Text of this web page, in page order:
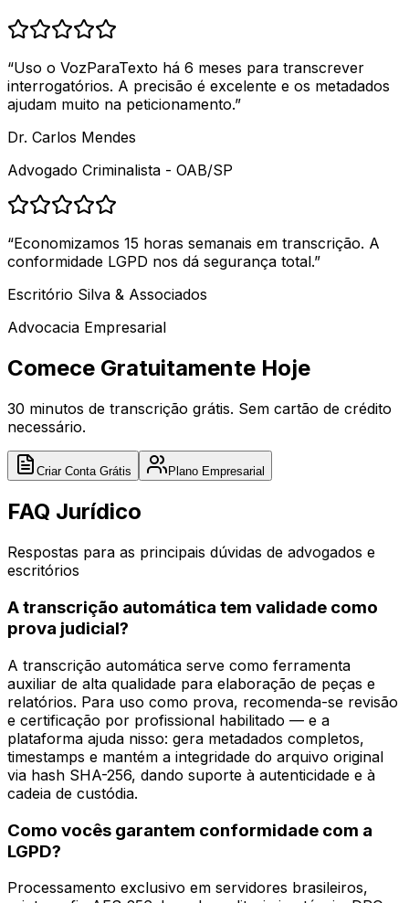
“Uso o VozParaTexto há 6 meses para transcrever
interrogatórios. A precisão é excelente e os metadados
ajudam muito na peticionamento.”
Dr. Carlos Mendes
Advogado Criminalista - OAB/SP
“Economizamos 15 horas semanais em transcrição. A
conformidade LGPD nos dá segurança total.”
Escritório Silva & Associados
Advocacia Empresarial
Comece Gratuitamente Hoje
30 minutos de transcrição grátis. Sem cartão de crédito
necessário.
Criar Conta Grátis Plano Empresarial
FAQ Jurídico
Respostas para as principais dúvidas de advogados e
escritórios
A transcrição automática tem validade como
prova judicial?
A transcrição automática serve como ferramenta
auxiliar de alta qualidade para elaboração de peças e
relatórios. Para uso como prova, recomenda-se revisão
e certificação por profissional habilitado — e a
plataforma ajuda nisso: gera metadados completos,
timestamps e mantém a integridade do arquivo original
via hash SHA-256, dando suporte à autenticidade e à
cadeia de custódia.
Como vocês garantem conformidade com a
LGPD?
Processamento exclusivo em servidores brasileiros,